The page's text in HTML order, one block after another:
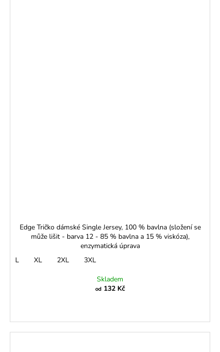
Edge Tričko dámské Single Jersey, 100 % bavlna (složení se
může lišit - barva 12 - 85 % bavlna a 15 % viskóza),
enzymatická úprava
L
XL 2XL 3XL
Skladem
od 132 Kč